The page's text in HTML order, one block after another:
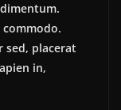
placerat
in,